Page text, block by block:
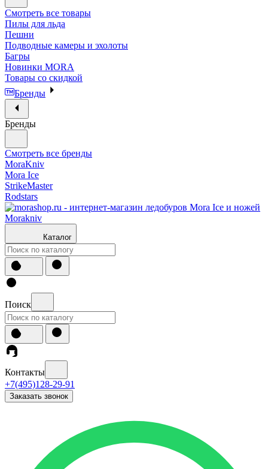
Смотреть все товары
Пилы для льда
Пешни
Подводные камеры и эхолоты
Багры
Новинки MORA
Товары со скидкой
Бренды
Бренды
Смотреть все бренды
MoraKniv
Mora Ice
StrikeMaster
Rodstars
Каталог
Поиск
Контакты
+7(495)128-29-91
Заказать звонок